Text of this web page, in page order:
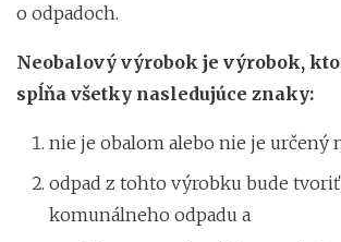
o odpadoch.
Neobalový výrobok je výrobok,
spĺňa všetky nasledujúce znaky:
nie je obalom alebo nie je určený
odpad z tohto výrobku bude tvoriť
komunálneho odpadu a